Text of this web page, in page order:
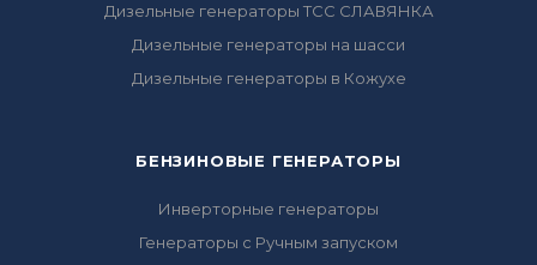
Дизельные генераторы ТСС СЛАВЯНКА
Дизельные генераторы на шасси
Дизельные генераторы в Кожухе
БЕНЗИНОВЫЕ ГЕНЕРАТОРЫ
Инверторные генераторы
Генераторы с Ручным запуском